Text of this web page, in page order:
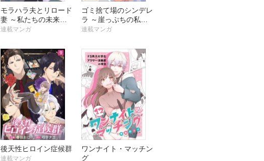
モラハラ夫とリロード
妻 ～私たちの未来、
変えてみせます～
連載マンガ
ゴミ捨て場のシンデレ
ラ ～崖っぷちの私を
拾ったイケメン御曹司
連載マンガ
後天性ヒロイン症候群
連載マンガ
ワンナイト・マッチン
グ